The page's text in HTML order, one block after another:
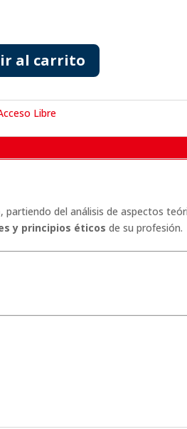
al carrito
Libre
, partiendo del análisis de aspectos
y principios éticos de su profesión.